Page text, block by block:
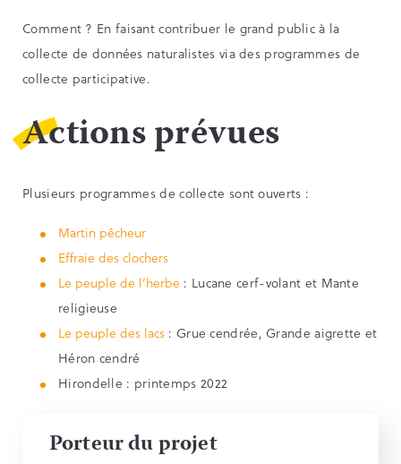
Comment ? En faisant contribuer le grand public à la
collecte de données naturalistes via des programmes de
collecte participative.
Actions prévues
Plusieurs programmes de collecte sont ouverts :
Martin pêcheur
Effraie des clochers
Le peuple de l’herbe : Lucane cerf-volant et Mante
religieuse
Le peuple des lacs : Grue cendrée, Grande aigrette et
Héron cendré
Hirondelle : printemps 2022
Porteur du projet